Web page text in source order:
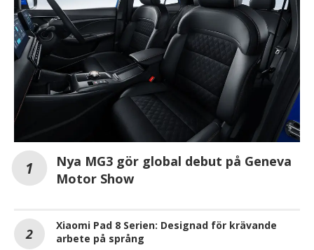
Nya MG3 gör global debut på Geneva
Motor Show
Xiaomi Pad 8 Serien: Designad för krävande
arbete på språng